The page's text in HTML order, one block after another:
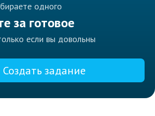
одного
за готовое
если вы довольны
Создать задание